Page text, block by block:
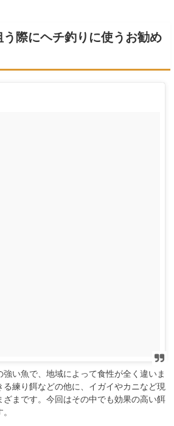
際にヘチ釣りに使うお勧め
い魚で、地域によって食性が全く違いま
練り餌などの他に、イガイやカニなど現
まです。今回はその中でも効果の高い餌